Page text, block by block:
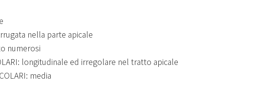
nella parte apicale
numerosi
longitudinale ed irregolare nel tratto apicale
media